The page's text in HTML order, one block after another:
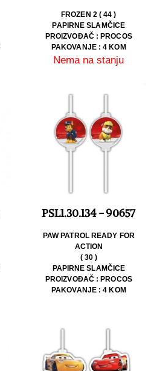
FROZEN 2 ( 44 )
PAPIRNE SLAMČICE
PROIZVOĐAČ : PROCOS
PAKOVANJE : 4 KOM
Nema na stanju
PSL1.30.134 - 90657
PAW PATROL READY FOR
ACTION
( 30 )
PAPIRNE SLAMČICE
PROIZVOĐAČ : PROCOS
PAKOVANJE : 4 KOM